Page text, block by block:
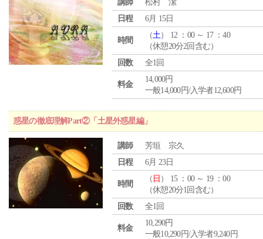
講師
松村 潔
日程
6月 15日
時間
（土） 12 ：00 ～ 17 ：40
（休憩20分2回含む）
回数
全1回
料金
14,000円
一般14,000円/入学者12,600円
惑星の徹底理解Part②「土星外惑星編」
講師
芳垣 宗久
日程
6月 23日
時間
（ 日 ） 15 ：00 ～ 19 ：00
（休憩20分1回含む）
回数
全1回
料金
10,290円
一般10,290円/入学者9,240円